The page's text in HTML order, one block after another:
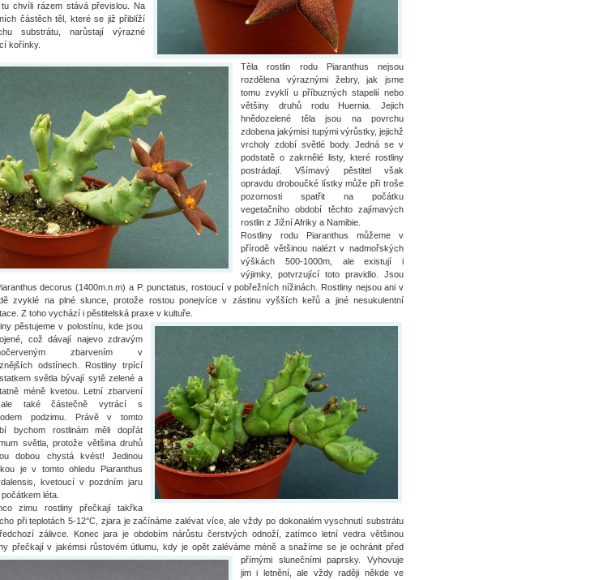
chvíli rázem stává převislou. Na
částěch těl, které se již přiblíží
substrátu, narůstají výrazné
kořínky.
Těla rostlin rodu Piaranthus nejsou
rozdělena výraznými žebry, jak jsme
tomu zvyklí u příbuzných stapelií nebo
většiny druhů rodu Huernia. Jejich
hnědozelené těla jsou na povrchu
zdobena jakýmisi tupými výrůstky, jejichž
vrcholy zdobí světlé body. Jedná se v
podstatě o zakrnělé listy, které rostliny
postrádají. Všímavý pěstitel však
opravdu droboučké lístky může při troše
pozornosti spatřit na počátku
vegetačního období těchto zajímavých
rostlin z Jižní Afriky a Namibie.
Rostliny rodu Piaranthus můžeme v
přírodě většinou nalézt v nadmořských
výškách 500-1000m, ale existují i
výjimky, potvrzující toto pravidlo. Jsou
decorus (1400m.n.m) a P. punctatus, rostoucí v pobřežních nížinách. Rostliny nejsou ani v
zvyklé na plné slunce, protože rostou ponejvíce v zástinu vyšších keřů a jiné nesukulentní
Z toho vychází i pěstitelská praxe v kultuře.
pěstujeme v polostínu, kde jsou
což dávají najevo zdravým
zbarvením v
odstínech. Rostliny trpící
světla bývají sytě zelené a
méně kvetou. Letní zbarvení
také částečně vytrácí s
podzimu. Právě v tomto
bychom rostlinám měli dopřát
světla, protože většina druhů
dobou chystá kvést! Jedinou
je v tomto ohledu Piaranthus
kvetoucí v pozdním jaru
léta.
zimu rostliny přečkají takřka
při teplotách 5-12°C, zjara je začínáme zalévat více, ale vždy po dokonalém vyschnutí substrátu
zálivce. Konec jara je obdobím nárůstu čerstvých odnoží, zatímco letní vedra většinou
přečkají v jakémsi růstovém útlumu, kdy je opět zaléváme méně a snažíme se je ochránit před
přímými slunečními paprsky. Vyhovuje
jim i letnění, ale vždy raději někde ve